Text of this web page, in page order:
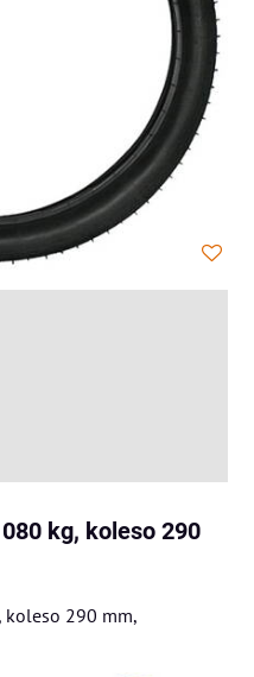
kg, koleso 290
koleso 290 mm,